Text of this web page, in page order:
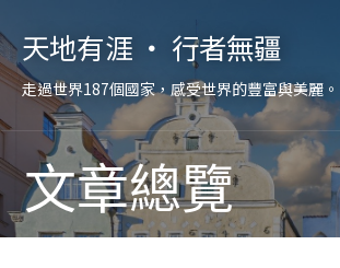
至
主
要
內
天地有涯 ‧ 行者無疆
走過世界187個國家，感受世界的豐富與美麗。
文章總覽